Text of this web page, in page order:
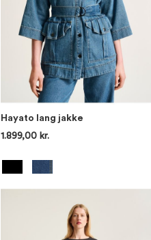
Hayato lang jakke
1.899,00 kr.